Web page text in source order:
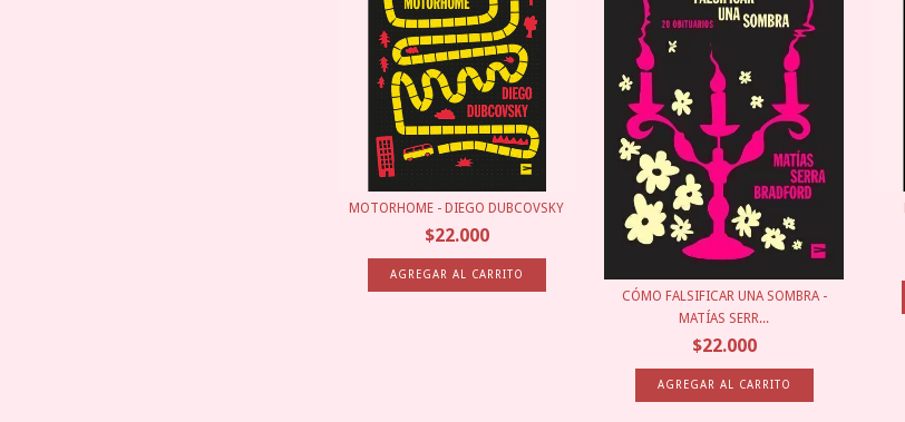
MOTORHOME - DIEGO DUBCOVSKY
$22.000
CÓMO FALSIFICAR UNA SOMBRA -
MATÍAS SERR...
$22.000